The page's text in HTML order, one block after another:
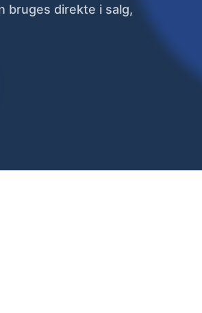
bruges direkte i salg,